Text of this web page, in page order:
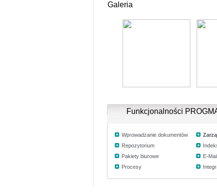
Galeria
Funkcjonalności
Wprowadzanie dokumentów
Repozytorium
Pakiety biurowe
Procesy
E-Mail